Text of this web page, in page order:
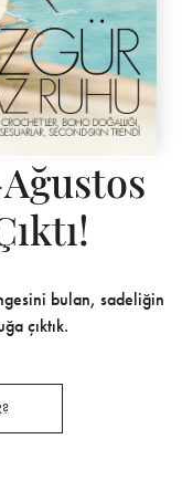
bulan, sadeliğin
çıktık.